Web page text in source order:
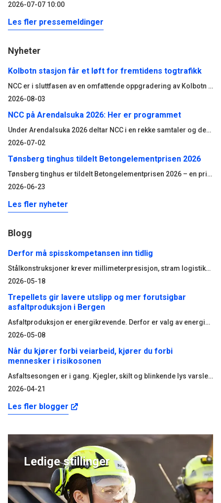
2026-07-07 10:00
Les fler pressemeldinger
Nyheter
Kolbotn stasjon får et løft for fremtidens togtrafikk
NCC er i sluttfasen av en omfattende oppgradering av Kolbotn stasjon. Når passasjerene tar i bruk begge de nye plattformene fra 3. august, møter de en mer tilgjengelig og moderne stasjon, bygget mens togtrafikken i stor grad har gått som normalt.
2026-08-03
NCC på Arendalsuka 2026: Her er programmet
Under Arendalsuka 2026 deltar NCC i en rekke samtaler og debatter om blant annet beredskap, infrastruktur og gjennomføringsevne. Her får du full oversikt over arrangementene og hvor du kan møte oss.
2026-07-02
Tønsberg tinghus tildelt Betongelementprisen 2026
Tønsberg tinghus er tildelt Betongelementprisen 2026 – en pris for arkitektur og byggverk som utmerker seg gjennom innovativ, bærekraftig og estetisk bruk av prefabrikkerte betongelementer. Bak prosjektet står Statsbygg, Add Arkitekter, NCC og Loe Betongelementer.
2026-06-23
Les fler nyheter
Blogg
Derfor må spisskompetansen inn tidlig
Stålkonstruksjoner krever millimeterpresisjon, stram logistikk og en gjennomføring uten feilmargin. Når flere hundre tonn stål skal planlegges, produseres og monteres, er det ikke materialet som avgjør resultatet – men hvor tidlig kompetansen kobles på. Suksesskriteriet er å jobbe som ett team gjennom hele prosessen, med både intern og ekstern ekspertise, for et felles mål.
2026-05-18
Trepellets gir lavere utslipp og mer forutsigbar
asfaltproduksjon i Bergen
Asfaltproduksjon er energikrevende. Derfor er valg av energikilde avgjørende dersom bransjen skal kutte klimagassutslipp og samtidig sikre stabil drift. Denne uken tok NCC nok et viktig steg i denne omstillingen, da vi satte trepellets i ordinær drift som fyringskilde ved vår asfaltfabrikk i Rådal i Bergen.
2026-05-08
Når du kjører forbi veiarbeid, kjører du forbi
mennesker i risikosonen
Asfaltsesongen er i gang. Kjegler, skilt og blinkende lys varsler arbeid på veien. For mange bare en forsinkelse i hverdagen. Men bak maskinene står rundt 400 asfaltarbeidere fra NCC, som hver dag jobber tett på trafikken for å gjøre veiene tryggere for oss alle.
2026-04-21
Les fler blogger
Ledige stillinger